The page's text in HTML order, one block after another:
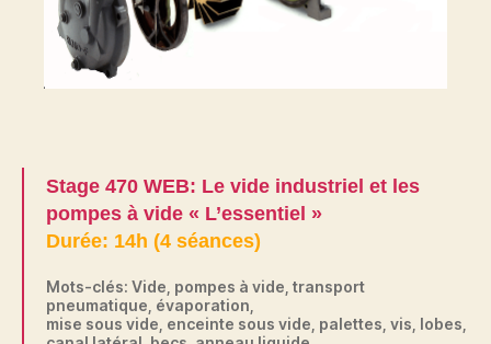
Stage 470 WEB: Le vide industriel et les
pompes à vide « L’essentiel »
Durée: 14h (4 séances)
Mots-clés: Vide, pompes à vide, transport
pneumatique, évaporation,
mise sous vide, enceinte sous vide, palettes, vis, lobes,